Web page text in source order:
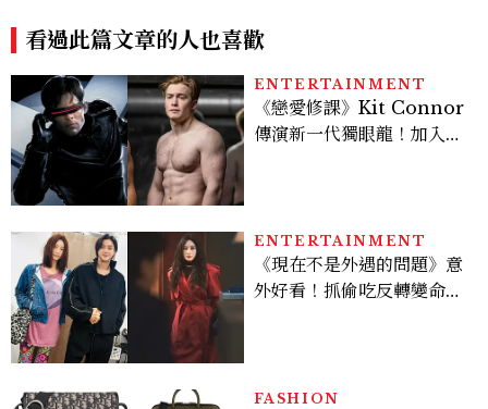
己。」
看過此篇文章的人也喜歡
ENTERTAINMENT
《戀愛修課》Kit Connor
傳演新一代獨眼龍！加入新
ENTERTAINMENT
《現在不是外遇的問題》意
外好看！抓偷吃反轉變命
看點懶人包
FASHION